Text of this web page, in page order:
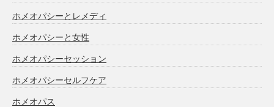
ホメオパシーとレメディ
ホメオパシーと女性
ホメオパシーセッション
ホメオパシーセルフケア
ホメオパス